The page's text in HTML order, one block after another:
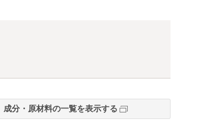
成分・原材料の一覧を表示する